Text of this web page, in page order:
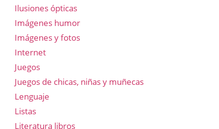
Ilusiones ópticas
Imágenes humor
Imágenes y fotos
Internet
Juegos
Juegos de chicas, niñas y muñecas
Lenguaje
Listas
Literatura libros